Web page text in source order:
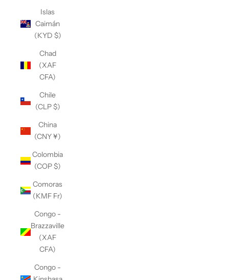
Islas
Caimán
(KYD $)
Chad
(XAF
CFA)
Chile
(CLP $)
China
(CNY ¥)
Colombia
(COP $)
Comoras
(KMF Fr)
Congo -
Brazzaville
(XAF
CFA)
Congo -